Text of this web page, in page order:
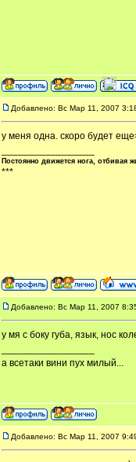
Добавлено: Вс Мар 11, 2007
у меня одна. скоро будет
Постоянно движется нога, отбивая
***
Добавлено: Вс Мар 11, 2007
у мя с боку губа, язык, нос
а всетаки вини пух милый...
Добавлено: Вс Мар 11, 2007